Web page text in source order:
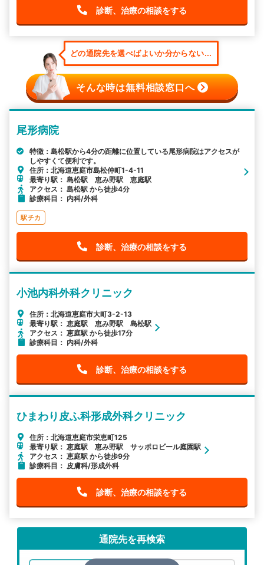
診断、治療の相談をする
どの通院先を選べばよいか分からない...
そんな時は無料相談窓口へ
尾形病院
特徴：島松駅から4分の距離に位置している尾形病院はアクセスが
しやすくて便利です。
住所：北海道恵庭市島松仲町1-4-11
最寄り駅： 島松駅 恵み野駅 恵庭駅
アクセス： 島松駅 から徒歩4分
診療科目： 内科/外科
駅チカ
診断、治療の相談をする
小池内科外科クリニック
住所：北海道恵庭市大町3-2-13
最寄り駅： 恵庭駅 恵み野駅 島松駅
アクセス： 恵庭駅 から徒歩17分
診療科目： 内科/外科
診断、治療の相談をする
ひまわり皮ふ科形成外科クリニック
住所：北海道恵庭市栄恵町125
最寄り駅： 恵庭駅 恵み野駅 サッポロビール庭園駅
アクセス： 恵庭駅 から徒歩9分
診療科目： 皮膚科/形成外科
診断、治療の相談をする
通院先を再検索